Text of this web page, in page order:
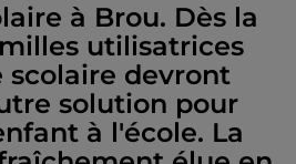
à Brou. Dès la
utilisatrices
scolaire devront
solution pour
à l'école. La